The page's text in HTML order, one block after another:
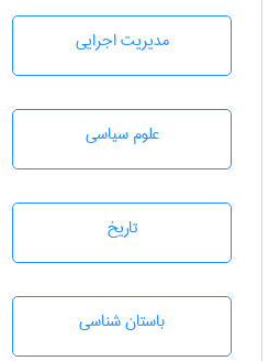
مديريت اجرايی
علوم سياسی
تاريخ
باستان شناسی